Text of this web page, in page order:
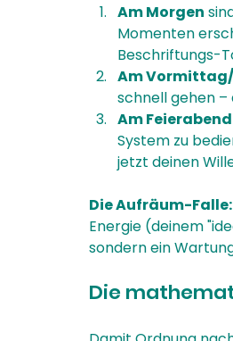
Am Morgen
Momenten
Beschriftungs-
Am
schnell gehen –
Am Feierabend
System zu
jetzt deinen
Die Aufräum-Falle:
Energie (deinem
sondern ein
Die